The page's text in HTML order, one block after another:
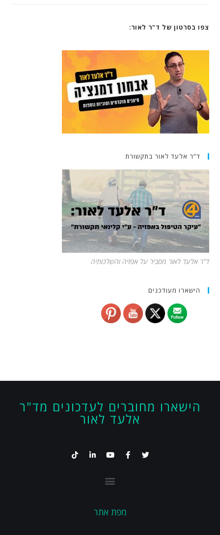
צפו בסרטון של ד"ר לאור:
ד”ר אלעד לאור בתקשורת
ד”ר אלעד לאור מסביר על אפזיה והשלכותיה
הישארו מעודכנים
הישארו מחוברים לעדכונים מד"ר
אלעד לאור
מפת אתר